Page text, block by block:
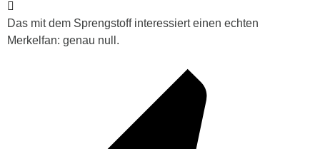
Das mit dem Sprengstoff interessiert einen echten
Merkelfan: genau null.